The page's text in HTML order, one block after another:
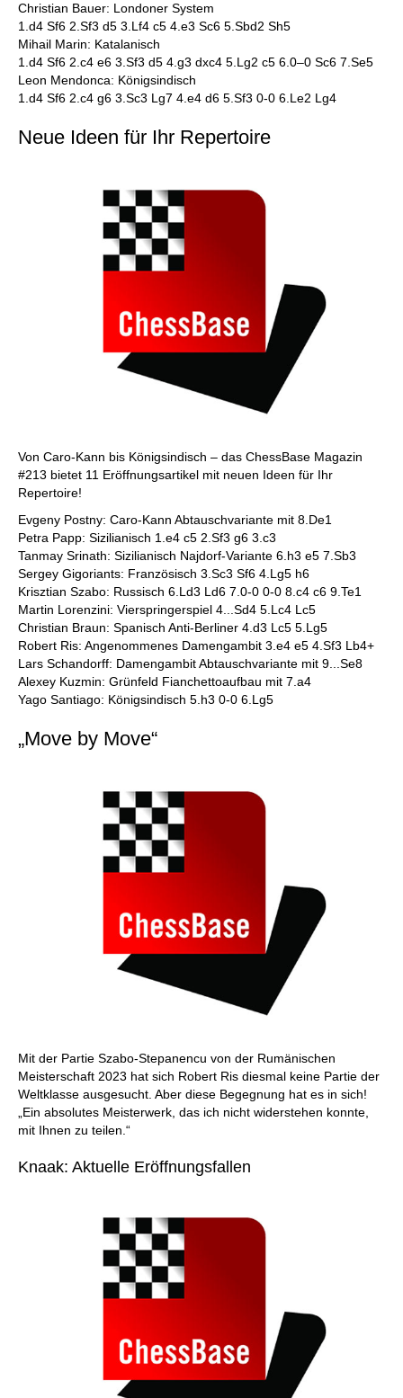
Christian Bauer: Londoner System
1.d4 Sf6 2.Sf3 d5 3.Lf4 c5 4.e3 Sc6 5.Sbd2 Sh5
Mihail Marin: Katalanisch
1.d4 Sf6 2.c4 e6 3.Sf3 d5 4.g3 dxc4 5.Lg2 c5 6.0–0 Sc6 7.Se5
Leon Mendonca: Königsindisch
1.d4 Sf6 2.c4 g6 3.Sc3 Lg7 4.e4 d6 5.Sf3 0-0 6.Le2 Lg4
Neue Ideen für Ihr Repertoire
Von Caro-Kann bis Königsindisch – das ChessBase Magazin
#213 bietet 11 Eröffnungsartikel mit neuen Ideen für Ihr
Repertoire!
Evgeny Postny: Caro-Kann Abtauschvariante mit 8.De1
Petra Papp: Sizilianisch 1.e4 c5 2.Sf3 g6 3.c3
Tanmay Srinath: Sizilianisch Najdorf-Variante 6.h3 e5 7.Sb3
Sergey Gigoriants: Französisch 3.Sc3 Sf6 4.Lg5 h6
Krisztian Szabo: Russisch 6.Ld3 Ld6 7.0-0 0-0 8.c4 c6 9.Te1
Martin Lorenzini: Vierspringerspiel 4...Sd4 5.Lc4 Lc5
Christian Braun: Spanisch Anti-Berliner 4.d3 Lc5 5.Lg5
Robert Ris: Angenommenes Damengambit 3.e4 e5 4.Sf3 Lb4+
Lars Schandorff: Damengambit Abtauschvariante mit 9...Se8
Alexey Kuzmin: Grünfeld Fianchettoaufbau mit 7.a4
Yago Santiago: Königsindisch 5.h3 0-0 6.Lg5
„Move by Move“
Mit der Partie Szabo-Stepanencu von der Rumänischen
Meisterschaft 2023 hat sich Robert Ris diesmal keine Partie der
Weltklasse ausgesucht. Aber diese Begegnung hat es in sich!
„Ein absolutes Meisterwerk, das ich nicht widerstehen konnte,
mit Ihnen zu teilen.“
Knaak: Aktuelle Eröffnungsfallen